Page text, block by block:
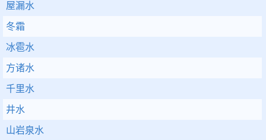
屋漏水
冬霜
冰雹水
方诸水
千里水
井水
山岩泉水